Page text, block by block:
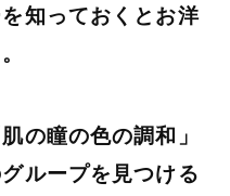
知っておくとお洋
の瞳の色の調和」
ループを見つける